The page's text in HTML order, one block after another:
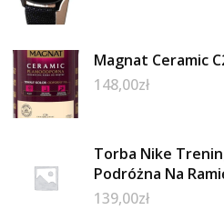
Magnat Ceramic
148,00zł
Torba Nike
Podróżna Na
139,00zł